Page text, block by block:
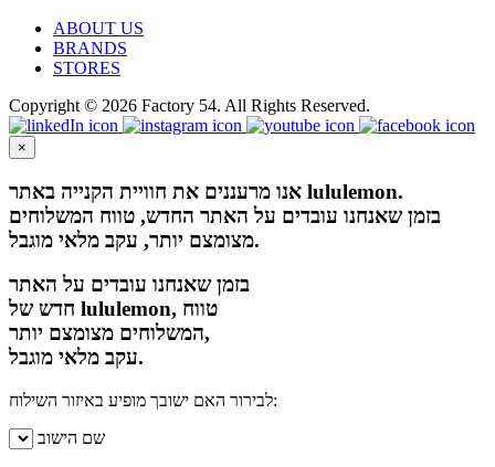
ABOUT US
BRANDS
STORES
Copyright © 2026 Factory 54. All Rights Reserved.
×
אנו מרעננים את חוויית הקנייה באתר lululemon.
בזמן שאנחנו עובדים על האתר החדש, טווח המשלוחים
מצומצם יותר, עקב מלאי מוגבל.
בזמן שאנחנו עובדים על האתר
חדש של lululemon, טווח
המשלוחים מצומצם יותר,
עקב מלאי מוגבל.
לבירור האם ישובך מופיע באיזור השילוח:
שם הישוב